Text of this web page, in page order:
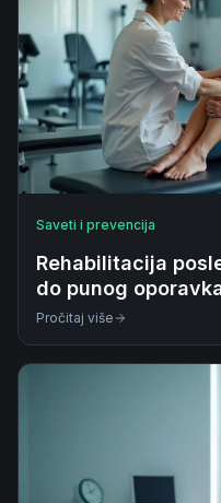
Saveti i prevencija
Rehabilitacija
do punog
Pročitaj više